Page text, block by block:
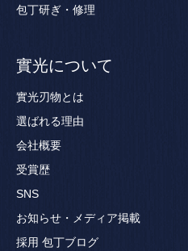
包丁研ぎ・修理
實光について
實光刃物とは
選ばれる理由
会社概要
受賞歴
SNS
お知らせ・メディア掲載
採用 包丁ブログ